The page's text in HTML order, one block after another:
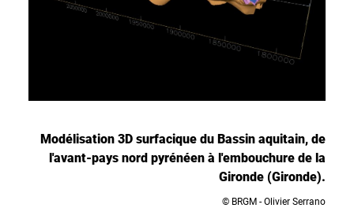
Modélisation 3D surfacique du Bassin aquitain, de
l'avant-pays nord pyrénéen à l'embouchure de la
Gironde (Gironde).
© BRGM - Olivier Serrano